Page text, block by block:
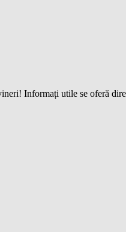
Informați utile se oferă